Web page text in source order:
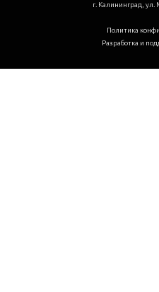
г. Калининград,
Политика
Разработка и